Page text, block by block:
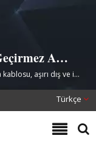
Ağ
aşırı dış ve iç
Gigabit Ethernet
Türkçe